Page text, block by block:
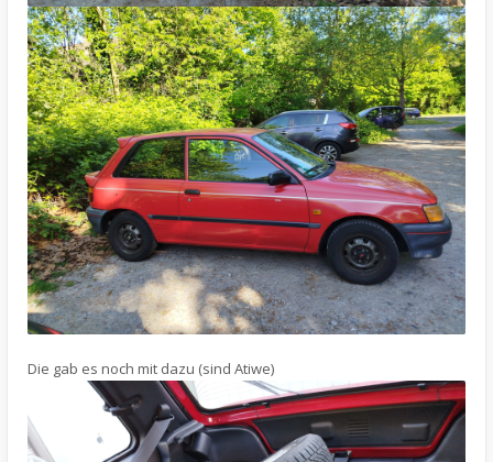
Die gab es noch mit dazu (sind Atiwe)